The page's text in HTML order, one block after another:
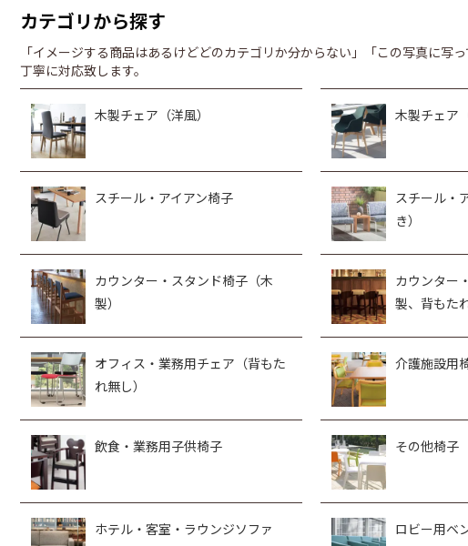
カテゴリから探す
「イメージする商品はあるけどどのカテゴリか分からない」「この写真に
丁寧に対応致します。
木製チェア（洋風） 木製チェア
スチール・アイアン椅子
スチール・
き）
カウンター・スタンド椅子（木
製）
カウンター
製、背もた
オフィス・業務用チェア（背もた
れ無し）
介護施設用
飲食・業務用子供椅子 その他椅子
ホテル・客室・ラウンジソファ ロビー用ベ